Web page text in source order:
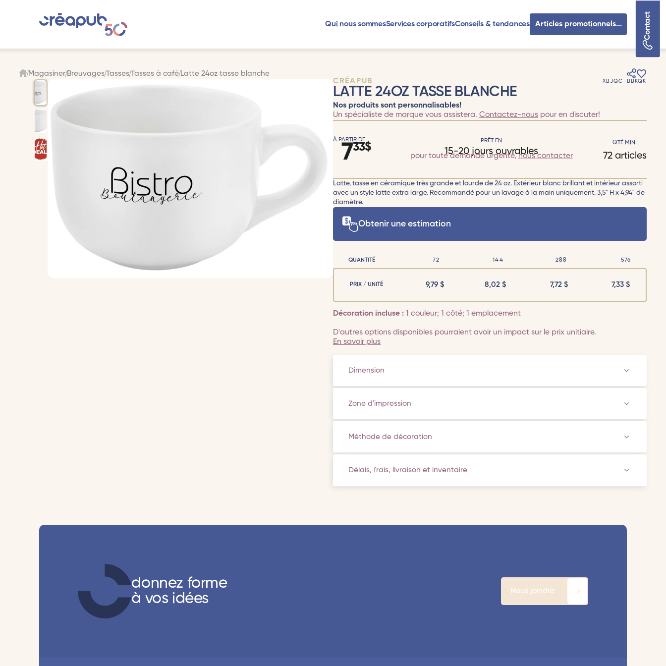
Qui nous sommesServices corporatifsConseils & tendances Contact
Articles promotionnels...
Magasiner Breuvages Tasses Tasses à café Latte 24oz tasse blanche
CRÉAPUB XBJQC-BBKQK
LATTE 24OZ TASSE BLANCHE
Nos produits sont personnalisables!
Un spécialiste de marque vous assistera. Contactez-nous pour en discuter!
À PARTIR DE
733$
PRÊT EN
15-20 jours ouvrables
pour toute demande urgente,nous contacter
QTÉ MIN.
72 articles
Latte, tasse en céramique très grande et lourde de 24 oz. Extérieur blanc brillant et intérieur assorti
avec un style latte extra large. Recommandé pour un lavage à la main uniquement. 3,5" H x 4,94" de
diamètre.
Obtenir une estimation
QUANTITÉ 72 144 288 576
PRIX / UNITÉ 9,79 $ 8,02 $ 7,72 $ 7,33 $
Décoration incluse : 1 couleur; 1 côté; 1 emplacement
D'autres options disponibles pourraient avoir un impact sur le prix unitiaire.
En savoir plus
Dimension
Zone d'impression
Méthode de décoration
Délais, frais, livraison et inventaire
donnez forme
à vos idées
Nous joindre